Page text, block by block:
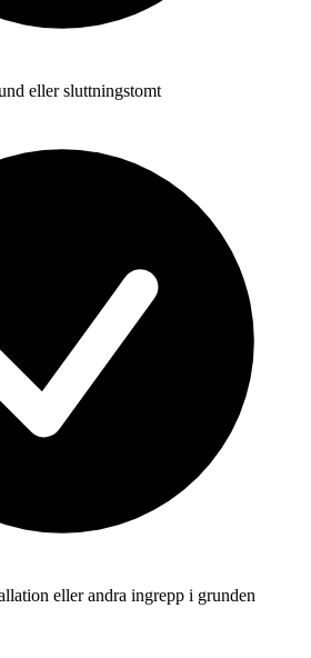
eller sluttningstomt
eller andra ingrepp i grunden